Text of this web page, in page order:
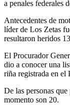
a penales federales
Antecedentes de
líder de Los Zetas
resultaron heridos
El Procurador
dio a conocer una
riña registrada en el
De las personas
momento son 20.